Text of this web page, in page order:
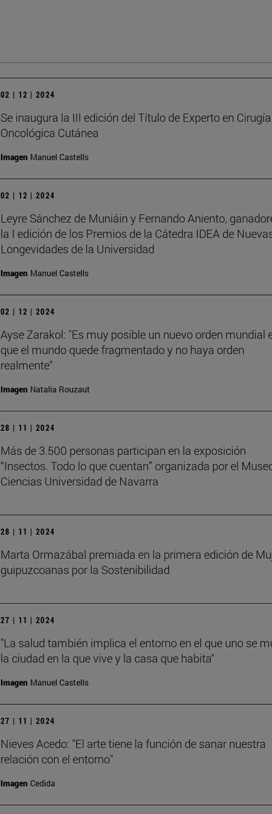
02 | 12 | 2024
Se inaugura la III edición del Título de Experto en Cirugía
Oncológica Cutánea
Imagen Manuel Castells
02 | 12 | 2024
Leyre Sánchez de Muniáin y Fernando Aniento,
la I edición de los Premios de la Cátedra IDEA de
Longevidades de la Universidad
Imagen Manuel Castells
02 | 12 | 2024
Ayse Zarakol: "Es muy posible un nuevo orden mundial
que el mundo quede fragmentado y no haya orden
realmente"
Imagen Natalia Rouzaut
28 | 11 | 2024
Más de 3.500 personas participan en la exposición
“Insectos. Todo lo que cuentan” organizada por el
Ciencias Universidad de Navarra
28 | 11 | 2024
Marta Ormazábal premiada en la primera edición de
guipuzcoanas por la Sostenibilidad
27 | 11 | 2024
"La salud también implica el entorno en el que uno se
la ciudad en la que vive y la casa que habita"
Imagen Manuel Castells
27 | 11 | 2024
Nieves Acedo: "El arte tiene la función de sanar nuestra
relación con el entorno"
Imagen Cedida